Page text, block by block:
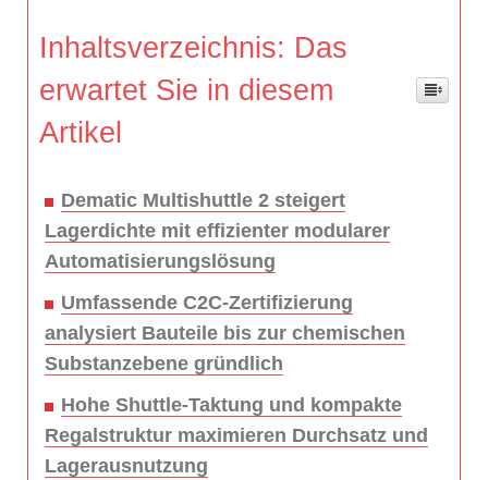
Inhaltsverzeichnis: Das
erwartet Sie in diesem
Artikel
Dematic Multishuttle 2 steigert
Lagerdichte mit effizienter modularer
Automatisierungslösung
Umfassende C2C-Zertifizierung
analysiert Bauteile bis zur chemischen
Substanzebene gründlich
Hohe Shuttle-Taktung und kompakte
Regalstruktur maximieren Durchsatz und
Lagerausnutzung